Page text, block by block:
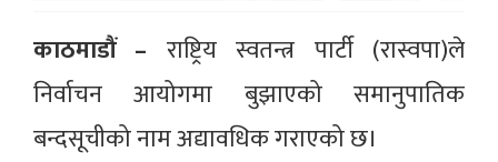
काठमाडौं – राष्ट्रिय स्वतन्त्र पार्टी (रास्वपा)ले
निर्वाचन आयोगमा बुझाएको समानुपातिक
बन्दसूचीको नाम अद्यावधिक गराएको छ।